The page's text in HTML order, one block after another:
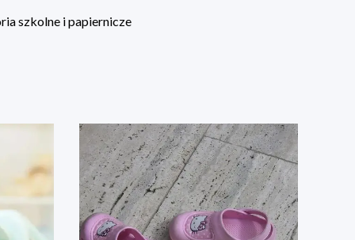
szkolne i papiernicze